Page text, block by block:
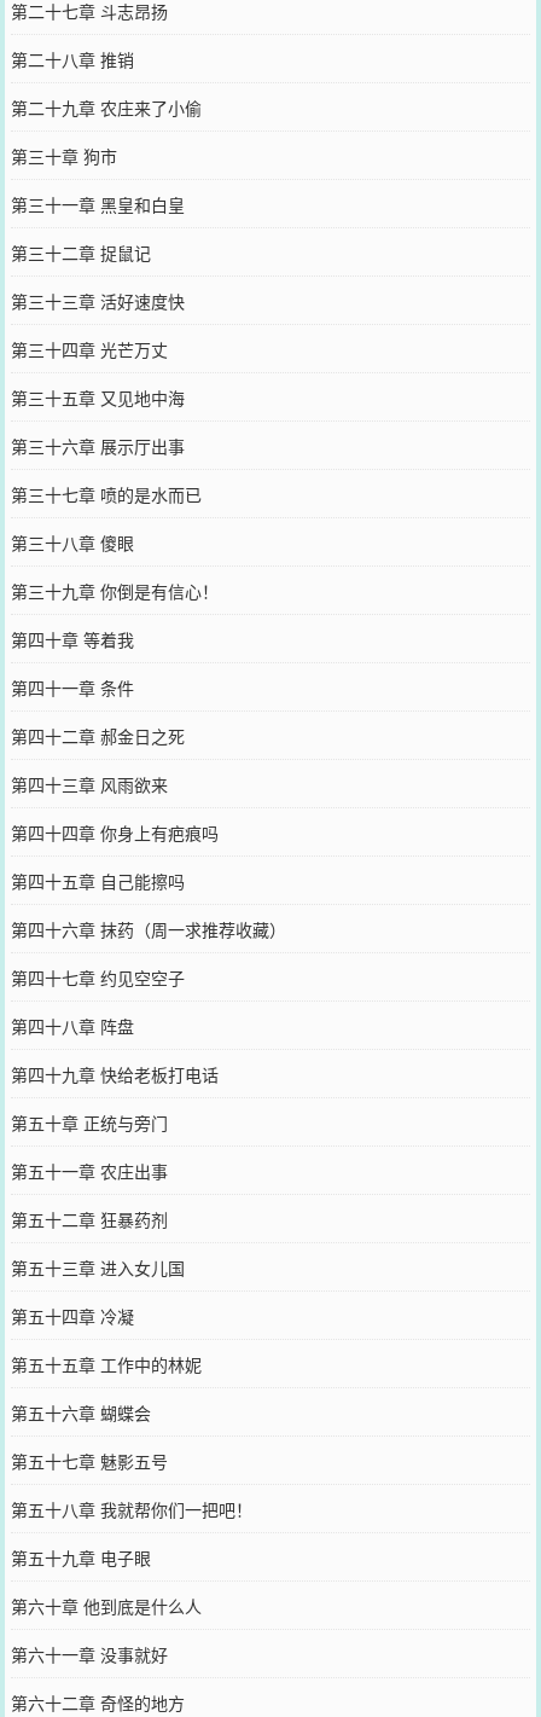
第二十七章 斗志昂扬
第二十八章 推销
第二十九章 农庄来了小偷
第三十章 狗市
第三十一章 黑皇和白皇
第三十二章 捉鼠记
第三十三章 活好速度快
第三十四章 光芒万丈
第三十五章 又见地中海
第三十六章 展示厅出事
第三十七章 喷的是水而已
第三十八章 傻眼
第三十九章 你倒是有信心！
第四十章 等着我
第四十一章 条件
第四十二章 郝金日之死
第四十三章 风雨欲来
第四十四章 你身上有疤痕吗
第四十五章 自己能擦吗
第四十六章 抹药（周一求推荐收藏）
第四十七章 约见空空子
第四十八章 阵盘
第四十九章 快给老板打电话
第五十章 正统与旁门
第五十一章 农庄出事
第五十二章 狂暴药剂
第五十三章 进入女儿国
第五十四章 冷凝
第五十五章 工作中的林妮
第五十六章 蝴蝶会
第五十七章 魅影五号
第五十八章 我就帮你们一把吧！
第五十九章 电子眼
第六十章 他到底是什么人
第六十一章 没事就好
第六十二章 奇怪的地方